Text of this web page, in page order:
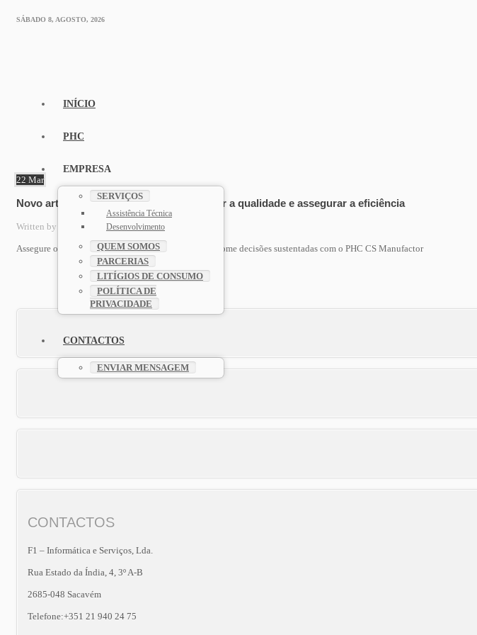
SÁBADO 8, AGOSTO, 2026
INÍCIO
PHC
EMPRESA
SERVIÇOS
Assistência Técnica
Desenvolvimento
QUEM SOMOS
PARCERIAS
LITÍGIOS DE CONSUMO
POLÍTICA DE
PRIVACIDADE
CONTACTOS
ENVIAR MENSAGEM
22 Mar
Novo artigo – Planear a produção, garantir a qualidade e assegurar a eficiência
Written by admin_wp_f1. Posted inPHC
Assegure o planeamento eficiente da sua produção e tome decisões sustentadas com o PHC CS Manufactor
CONTACTOS
F1 – Informática e Serviços, Lda.
Rua Estado da Índia, 4, 3º A-B
2685-048 Sacavém
Telefone:+351 21 940 24 75